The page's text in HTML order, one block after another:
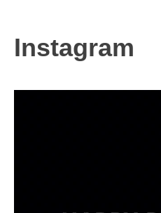
Instagram